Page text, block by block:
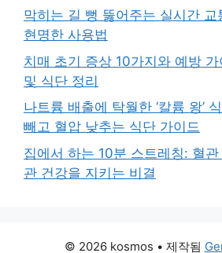
막히는 길 뻥 뚫어주는 실시간
현명한 사용법
치매 초기 증상 10가지와 예방
및 식단 정리
나트륨 배출에 탁월한 ‘칼륨 왕’
빼고 혈압 낮추는 식단 가이드
집에서 하는 10분 스트레칭: 혈
관 건강을 지키는 비결
© 2026 kosmos • 제작됨